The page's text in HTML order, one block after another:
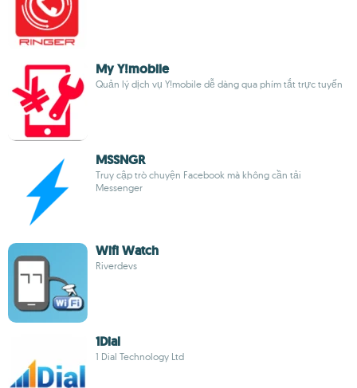
My Y!mobile
Quản lý dịch vụ Y!mobile dễ dàng qua phím tắt trực tuyến
MSSNGR
Truy cập trò chuyện Facebook mà không cần tải
Messenger
Wifi Watch
Riverdevs
1Dial
1 Dial Technology Ltd